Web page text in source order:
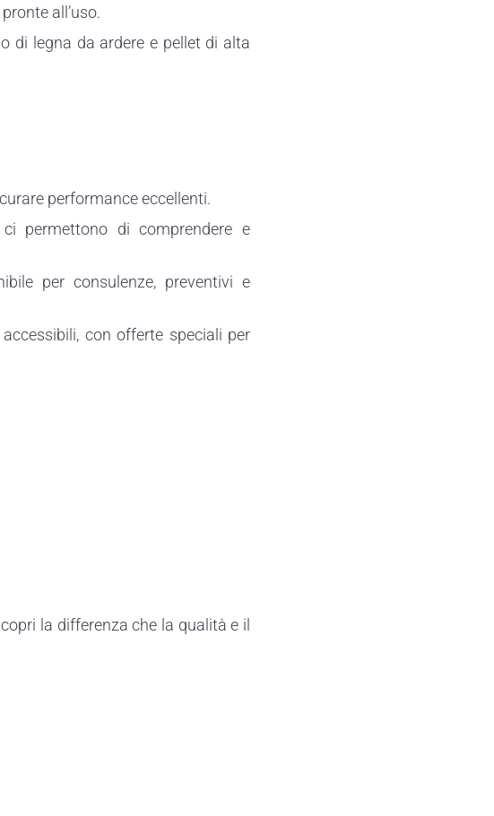
all’uso.
di legna da ardere e pellet di alta
performance eccellenti.
permettono di comprendere e
per consulenze, preventivi e
con offerte speciali per
la differenza che la qualità e il